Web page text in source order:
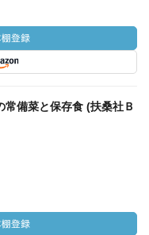
備菜と保存食 (扶桑社Ｂ